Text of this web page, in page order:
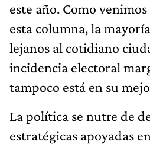
este año. Como
esta columna, la
lejanos al cotidiano
incidencia electoral
tampoco está en su
La política se nutre de
estratégicas apoyadas